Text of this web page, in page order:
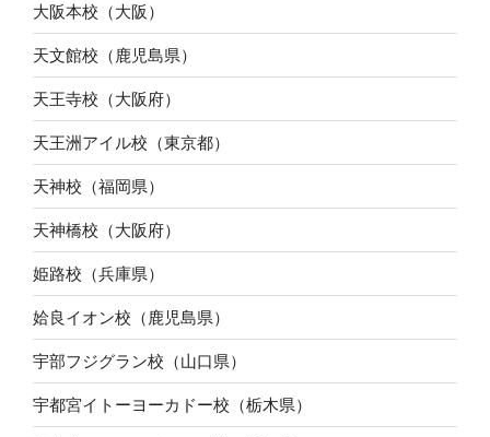
大阪本校（大阪）
天文館校（鹿児島県）
天王寺校（大阪府）
天王洲アイル校（東京都）
天神校（福岡県）
天神橋校（大阪府）
姫路校（兵庫県）
姶良イオン校（鹿児島県）
宇部フジグラン校（山口県）
宇都宮イトーヨーカドー校（栃木県）